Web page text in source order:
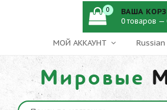
МОЙ АККАУНТ
Мировые
0 ВАША
0 товаров —